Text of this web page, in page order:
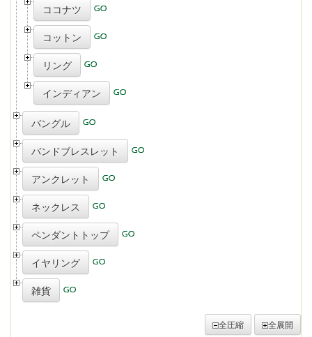
ココナツ
コットン
リング
インディアン
バングル
バンドブレスレット
アンクレット
ネックレス
ペンダントトップ
イヤリング
雑貨
全圧縮 全展開